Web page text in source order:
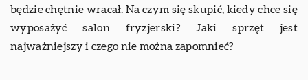
będzie chętnie wracał. Na czym się skupić, kiedy chce się
wyposażyć salon fryzjerski? Jaki sprzęt jest
najważniejszy i czego nie można zapomnieć?